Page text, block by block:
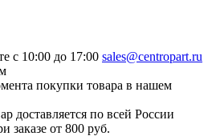
с 10:00 до 17:00 sales@centropart.ru
покупки товара в нашем
доставляется по всей России
заказе от 800 руб.